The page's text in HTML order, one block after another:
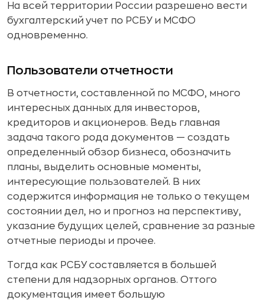
На всей территории России разрешено вести
бухгалтерский учет по РСБУ и МСФО
одновременно.
Пользователи отчетности
В отчетности, составленной по МСФО, много
интересных данных для инвесторов,
кредиторов и акционеров. Ведь главная
задача такого рода документов — создать
определенный обзор бизнеса, обозначить
планы, выделить основные моменты,
интересующие пользователей. В них
содержится информация не только о текущем
состоянии дел, но и прогноз на перспективу,
указание будущих целей, сравнение за разные
отчетные периоды и прочее.
Тогда как РСБУ составляется в большей
степени для надзорных органов. Оттого
документация имеет большую